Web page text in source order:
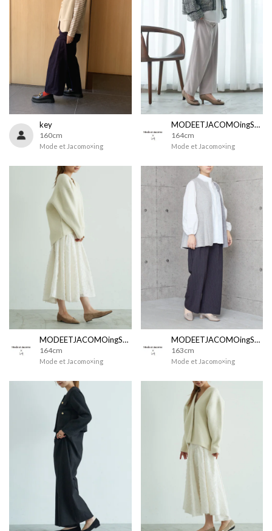
key
160cm
Mode et Jacomo×ing
MODEETJACOMOingSTAFF
164cm
Mode et Jacomo×ing
MODEETJACOMOingSTAFF
164cm
Mode et Jacomo×ing
MODEETJACOMOingSTAFF
163cm
Mode et Jacomo×ing